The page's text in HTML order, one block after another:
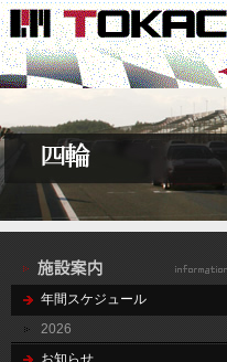
年間スケジュール
2026
お知らせ